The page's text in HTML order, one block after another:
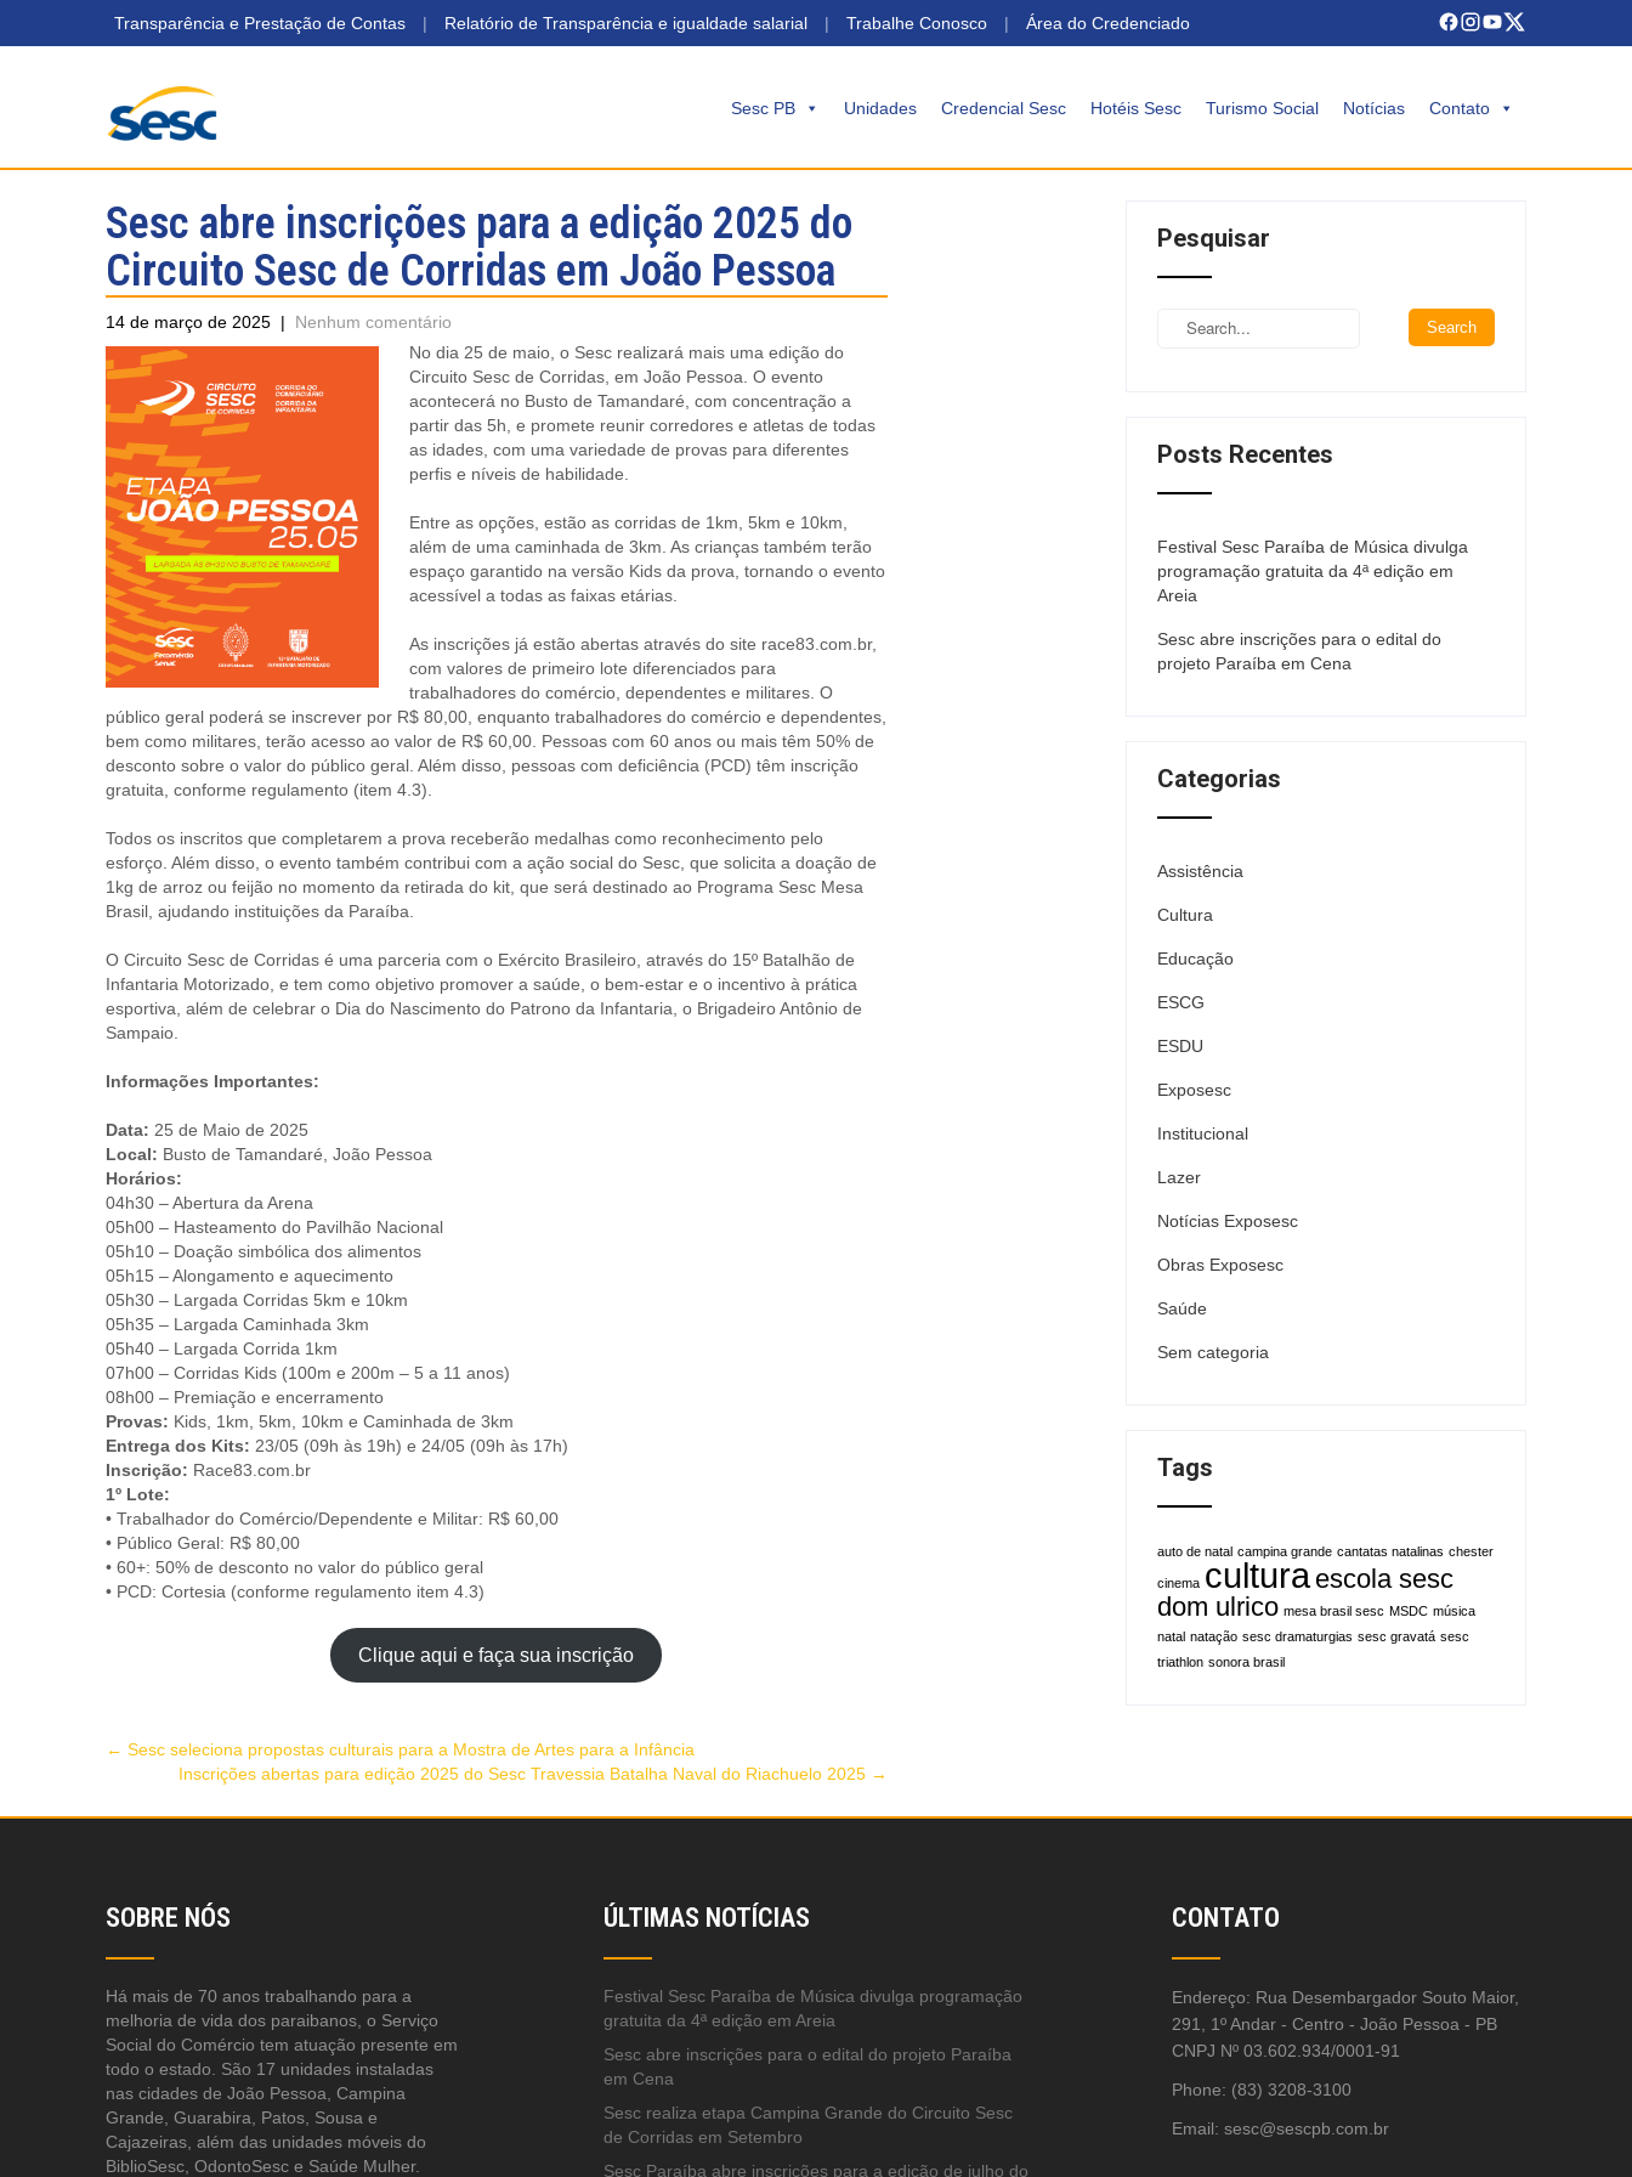
Transparência e Prestação de Contas | Relatório de Transparência e igualdade salarial | Trabalhe Conosco | Área do Credenciado
Sesc PB Unidades Credencial Sesc Hotéis Sesc Turismo Social Notícias Contato
Sesc abre inscrições para a edição 2025 do
Circuito Sesc de Corridas em João Pessoa
14 de março de 2025 | Nenhum comentário
No dia 25 de maio, o Sesc realizará mais uma edição do
Circuito Sesc de Corridas, em João Pessoa. O evento
acontecerá no Busto de Tamandaré, com concentração a
partir das 5h, e promete reunir corredores e atletas de todas
as idades, com uma variedade de provas para diferentes
perfis e níveis de habilidade.
Entre as opções, estão as corridas de 1km, 5km e 10km,
além de uma caminhada de 3km. As crianças também terão
espaço garantido na versão Kids da prova, tornando o evento
acessível a todas as faixas etárias.
As inscrições já estão abertas através do site race83.com.br,
com valores de primeiro lote diferenciados para
trabalhadores do comércio, dependentes e militares. O
público geral poderá se inscrever por R$ 80,00, enquanto trabalhadores do comércio e dependentes,
bem como militares, terão acesso ao valor de R$ 60,00. Pessoas com 60 anos ou mais têm 50% de
desconto sobre o valor do público geral. Além disso, pessoas com deficiência (PCD) têm inscrição
gratuita, conforme regulamento (item 4.3).
Todos os inscritos que completarem a prova receberão medalhas como reconhecimento pelo
esforço. Além disso, o evento também contribui com a ação social do Sesc, que solicita a doação de
1kg de arroz ou feijão no momento da retirada do kit, que será destinado ao Programa Sesc Mesa
Brasil, ajudando instituições da Paraíba.
O Circuito Sesc de Corridas é uma parceria com o Exército Brasileiro, através do 15º Batalhão de
Infantaria Motorizado, e tem como objetivo promover a saúde, o bem-estar e o incentivo à prática
esportiva, além de celebrar o Dia do Nascimento do Patrono da Infantaria, o Brigadeiro Antônio de
Sampaio.
Informações Importantes:
Data: 25 de Maio de 2025
Local: Busto de Tamandaré, João Pessoa
Horários:
04h30 – Abertura da Arena
05h00 – Hasteamento do Pavilhão Nacional
05h10 – Doação simbólica dos alimentos
05h15 – Alongamento e aquecimento
05h30 – Largada Corridas 5km e 10km
05h35 – Largada Caminhada 3km
05h40 – Largada Corrida 1km
07h00 – Corridas Kids (100m e 200m – 5 a 11 anos)
08h00 – Premiação e encerramento
Provas: Kids, 1km, 5km, 10km e Caminhada de 3km
Entrega dos Kits: 23/05 (09h às 19h) e 24/05 (09h às 17h)
Inscrição: Race83.com.br
1º Lote:
• Trabalhador do Comércio/Dependente e Militar: R$ 60,00
• Público Geral: R$ 80,00
• 60+: 50% de desconto no valor do público geral
• PCD: Cortesia (conforme regulamento item 4.3)
Clique aqui e faça sua inscrição
← Sesc seleciona propostas culturais para a Mostra de Artes para a Infância
Inscrições abertas para edição 2025 do Sesc Travessia Batalha Naval do Riachuelo 2025 →
Pesquisar
Posts Recentes
Festival Sesc Paraíba de Música divulga
programação gratuita da 4ª edição em
Areia
Sesc abre inscrições para o edital do
projeto Paraíba em Cena
Categorias
Assistência
Cultura
Educação
ESCG
ESDU
Exposesc
Institucional
Lazer
Notícias Exposesc
Obras Exposesc
Saúde
Sem categoria
Tags
auto de natal campina grande cantatas natalinas chester
cinema cultura escola sesc
dom ulrico mesa brasil sesc MSDC música
natal natação sesc dramaturgias sesc gravatá sesc
triathlon sonora brasil
SOBRE NÓS
Há mais de 70 anos trabalhando para a
melhoria de vida dos paraibanos, o Serviço
Social do Comércio tem atuação presente em
todo o estado. São 17 unidades instaladas
nas cidades de João Pessoa, Campina
Grande, Guarabira, Patos, Sousa e
Cajazeiras, além das unidades móveis do
BiblioSesc, OdontoSesc e Saúde Mulher.
ÚLTIMAS NOTÍCIAS
Festival Sesc Paraíba de Música divulga programação
gratuita da 4ª edição em Areia
Sesc abre inscrições para o edital do projeto Paraíba
em Cena
Sesc realiza etapa Campina Grande do Circuito Sesc
de Corridas em Setembro
Sesc Paraíba abre inscrições para a edição de julho do
CONTATO
Endereço: Rua Desembargador Souto Maior,
291, 1º Andar - Centro - João Pessoa - PB
CNPJ Nº 03.602.934/0001-91
Phone: (83) 3208-3100
Email: sesc@sescpb.com.br